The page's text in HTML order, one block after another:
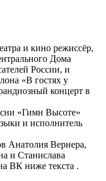
и кино режиссёр,
Дома
России, и
«В гостях у
концерт в
«Гимн Высоте»
и исполнитель
Анатолия Вернера,
и Станислава
ВК ниже текста .